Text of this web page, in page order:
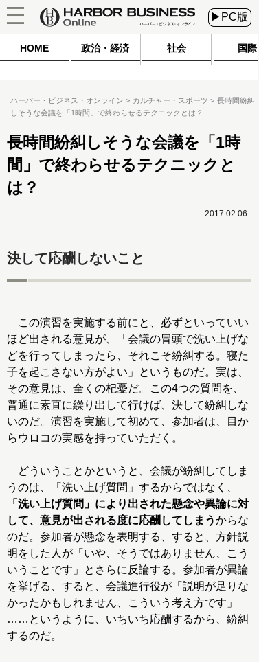
▶PC版
HOME 政治・経済 社会 国際
ハーバー・ビジネス・オンライン カルチャー・スポーツ
長時間紛糾
しそうな会議を「1時間」で終わらせるテクニックとは？
長時間紛糾しそうな会議を「1時
間」で終わらせるテクニックと
は？
2017.02.06
決して応酬しないこと
この演習を実施する前にと、必ずといっていい
ほど出される意見が、「会議の冒頭で洗い上げな
どを行ってしまったら、それこそ紛糾する。寝た
子を起こさない方がよい」というものだ。実は、
その意見は、全くの杞憂だ。この4つの質問を、
普通に素直に繰り出して行けば、決して紛糾しな
いのだ。演習を実施して初めて、参加者は、目か
らウロコの実感を持っていただく。
どういうことかというと、会議が紛糾してしま
うのは、「洗い上げ質問」するからではなく、
「洗い上げ質問」により出された懸念や異論に対
して、意見が出される度に応酬してしまうからな
のだ。参加者が懸念を表明する、すると、方針説
明をした人が「いや、そうではありません、こう
いうことです」とさらに反論する。参加者が異論
を挙げる、すると、会議進行役が「説明が足りな
かったかもしれません、こういう考え方です」
……というように、いちいち応酬するから、紛糾
するのだ。